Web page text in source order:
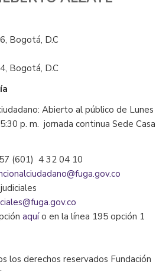
Bogotá, D.C
Bogotá, D.C
Abierto al público de Lunes
p. m. jornada continua Sede Casa
(601) 4 32 04 10
aquío en la línea 195 opción 1
los derechos reservados Fundación